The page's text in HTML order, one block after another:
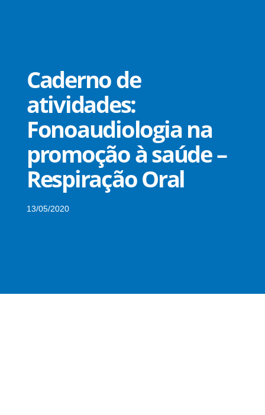
Caderno de
atividades:
Fonoaudiologia na
promoção à saúde –
Respiração Oral
13/05/2020